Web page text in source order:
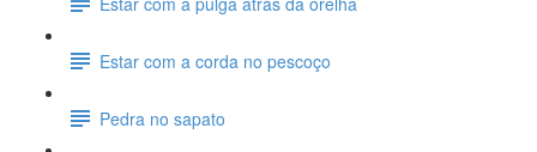
Estar com a corda no pescoço
Pedra no sapato